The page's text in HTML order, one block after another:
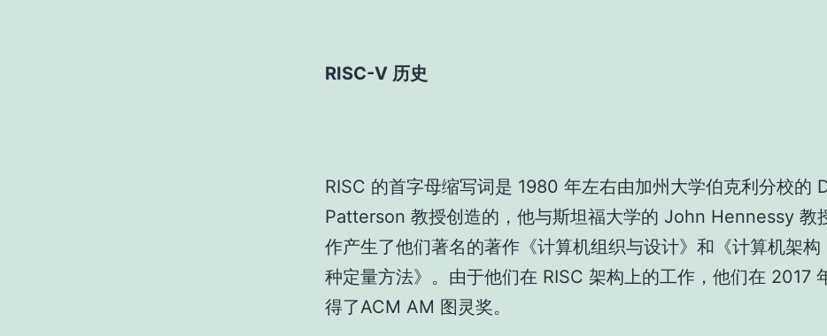
RISC-V 历史
RISC 的首字母缩写词是 1980 年左右由加州大学伯克利分校的
Patterson 教授创造的，他与斯坦福大学的 John Hennessy 教
作产生了他们著名的著作《计算机组织与设计》和《计算机架构
种定量方法》。由于他们在 RISC 架构上的工作，他们在 2017
得了ACM AM 图灵奖。